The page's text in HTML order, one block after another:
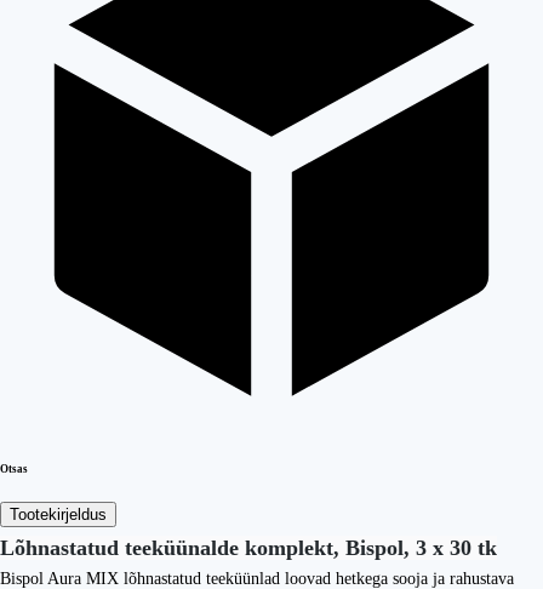
Otsas
Tootekirjeldus
Lõhnastatud teeküünalde komplekt, Bispol, 3 x 30 tk
Bispol Aura MIX lõhnastatud teeküünlad loovad hetkega sooja ja rahustava